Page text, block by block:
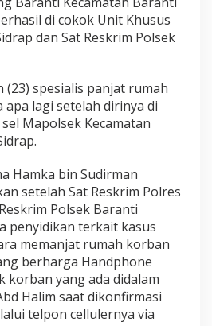
di cokok Unit Khusus
dan Sat Reskrim Polsek
(23) spesialis panjat rumah
lagi setelah dirinya di
Mapolsek Kecamatan
Hamka bin Sudirman
setelah Sat Reskrim Polres
Polsek Baranti
penyidikan terkait kasus
memanjat rumah korban
berharga Handphone
korban yang ada didalam
Halim saat dikonfirmasi
telpon cellulernya via